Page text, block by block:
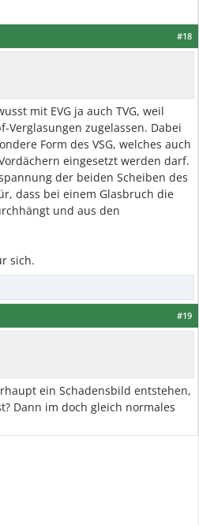
#18
mit EVG ja auch TVG, weil
Verglasungen zugelassen. Dabei
Form des VSG, welches auch
eingesetzt werden darf.
der beiden Scheiben des
dass bei einem Glasbruch die
und aus den
sich.
#19
ein Schadensbild entstehen,
Dann im doch gleich normales